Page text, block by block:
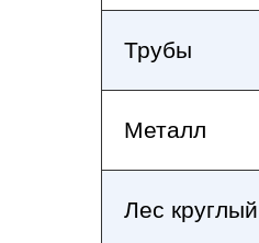
Трубы
Металл
Лес круглый